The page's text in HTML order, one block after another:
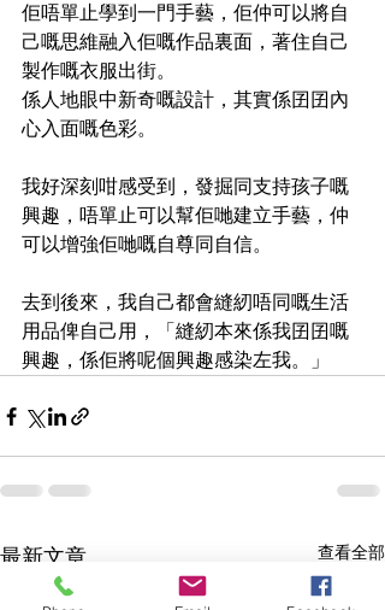
佢唔單止學到一門手藝，佢仲可以將自
己嘅思維融入佢嘅作品裏面，著住自己
製作嘅衣服出街。
係人地眼中新奇嘅設計，其實係囝囝內
心入面嘅色彩。
我好深刻咁感受到，發掘同支持孩子嘅
興趣，唔單止可以幫佢哋建立手藝，仲
可以增強佢哋嘅自尊同自信。
去到後來，我自己都會縫紉唔同嘅生活
用品俾自己用，「縫紉本來係我囝囝嘅
興趣，係佢將呢個興趣感染左我。」
最新文章 查看全部